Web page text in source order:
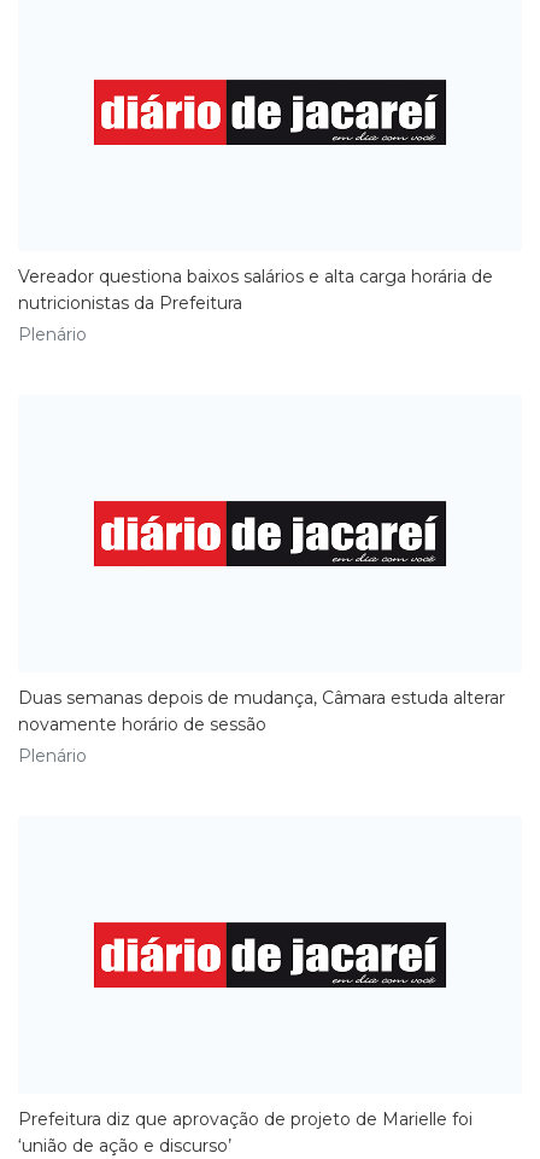
​Vereador questiona baixos salários e alta carga horária de
nutricionistas da Prefeitura
Plenário
Duas semanas depois de mudança, Câmara estuda alterar
novamente horário de sessão
Plenário
Prefeitura diz que aprovação de projeto de Marielle foi
‘união de ação e discurso’